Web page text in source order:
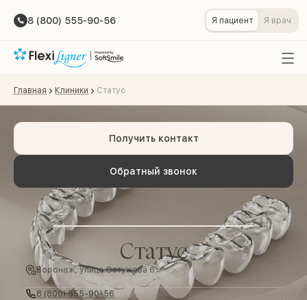
8 (800) 555-90-56 Я пациент Я врач
Главная Клиники Статус
Обратный звонок
Получить контакт
Статус
Воронеж, улица Остужева 6
8 (800) 555-90-56